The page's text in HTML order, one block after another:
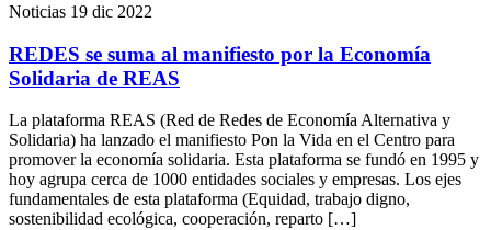
Noticias 19 dic 2022
REDES se suma al manifiesto por la Economía
Solidaria de REAS
La plataforma REAS (Red de Redes de Economía Alternativa y
Solidaria) ha lanzado el manifiesto Pon la Vida en el Centro para
promover la economía solidaria. Esta plataforma se fundó en 1995 y
hoy agrupa cerca de 1000 entidades sociales y empresas. Los ejes
fundamentales de esta plataforma (Equidad, trabajo digno,
sostenibilidad ecológica, cooperación, reparto […]